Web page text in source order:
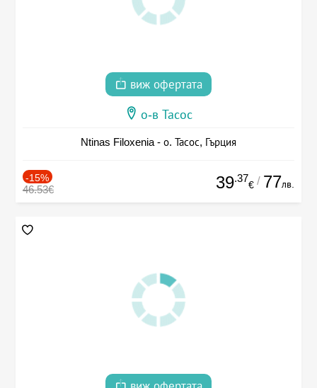
виж офертата
о-в Тасос
Ntinas Filoxenia - о. Тасос, Гърция
-15%
46.53€ 39.37
€ / 77лв.